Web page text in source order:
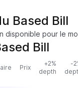
Based Bill
disponible pour le
Bill
Prix
+2%
depth
-